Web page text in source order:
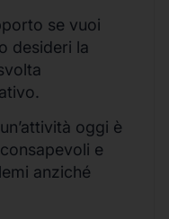
se vuoi
desideri la
oggi è
e
anziché